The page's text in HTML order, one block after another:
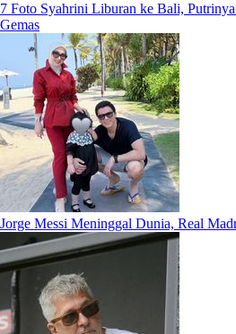
7 Foto Syahrini Liburan ke Bali,
Gemas
Jorge Messi Meninggal Dunia, Real